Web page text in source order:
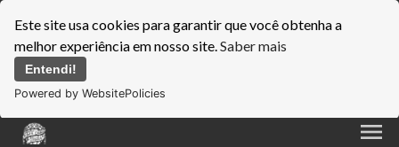
Este site usa cookies para garantir que você obtenha a
melhor experiência em nosso site.Saber mais
Entendi!
Powered by WebsitePolicies
menu